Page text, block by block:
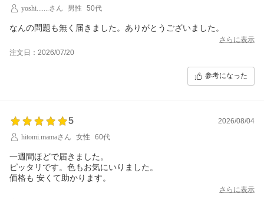
yoshi.......さん
男性 50代
なんの問題も無く届きました。ありがとうございました。
さらに表示
注文日：2026/07/20
参考になった
5
2026/08/04
hitomi.mamaさん
女性 60代
一週間ほどで届きました。
ピッタリです。色もお気にいりました。
価格も 安くて助かります。
さらに表示